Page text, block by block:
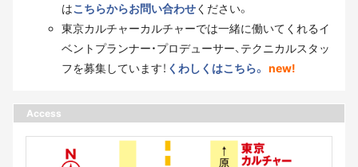
はこちらからお問い合わせください。
東京カルチャーカルチャーでは一緒に働いてくれるイ
ベントプランナー・プロデューサー、テクニカルスタッ
フを募集しています！ くわしくはこちら。 new!
Access